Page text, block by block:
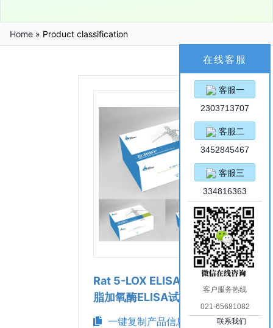
Home » Product classification
Rat 5-LOX ELISA Kit（大鼠5
脂加氧酶ELISA试剂盒）
一键复制产品信息
在线客服
客服一
2303713707
客服二
3452845467
客服三
334816363
客户服务热线
021-65681082
联系我们